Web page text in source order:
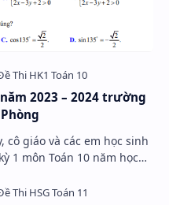
2023 – 2024 trường
giáo và các em học sinh
1 môn Toán 10 năm học